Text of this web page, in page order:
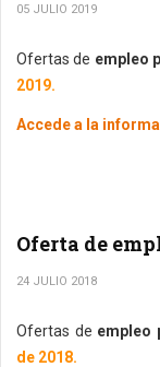
05 JULIO 2019
Ofertas de empleo
2019.
Accede a la
Oferta de
24 JULIO 2018
Ofertas de empleo
de 2018.